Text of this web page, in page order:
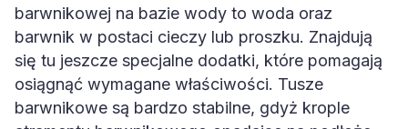
barwnikowej na bazie wody to woda oraz
barwnik w postaci cieczy lub proszku. Znajdują
się tu jeszcze specjalne dodatki, które pomagają
osiągnąć wymagane właściwości. Tusze
barwnikowe są bardzo stabilne, gdyż krople